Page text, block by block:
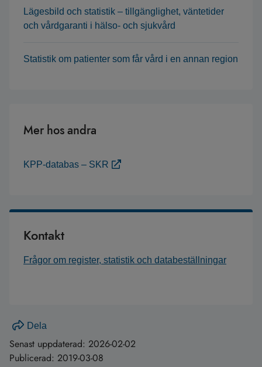
Lägesbild och statistik – tillgänglighet, väntetider
och vårdgaranti i hälso- och sjukvård
Statistik om patienter som får vård i en annan region
Mer hos andra
KPP-databas – SKR
Kontakt
Frågor om register, statistik och databeställningar
Dela
Senast uppdaterad: 2026-02-02
Publicerad: 2019-03-08